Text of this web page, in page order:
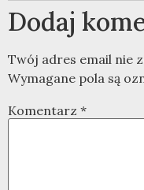
Dodaj
Twój adres email nie
Wymagane pola są
Komentarz *